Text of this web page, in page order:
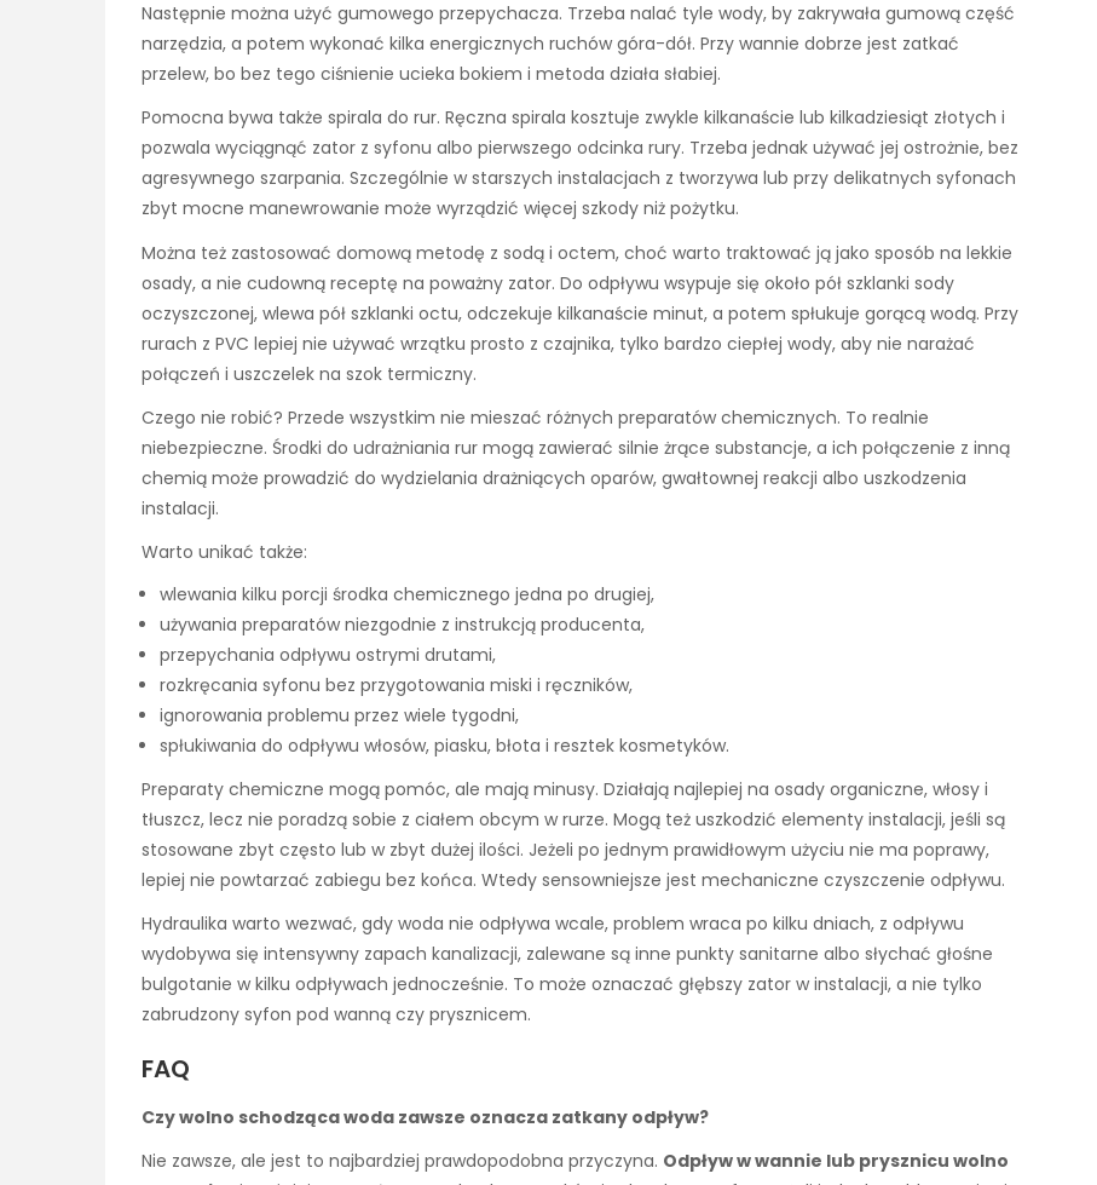
Następnie można użyć gumowego przepychacza. Trzeba nalać tyle wody, by zakrywała gumową część
narzędzia, a potem wykonać kilka energicznych ruchów góra-dół. Przy wannie dobrze jest zatkać
przelew, bo bez tego ciśnienie ucieka bokiem i metoda działa słabiej.
Pomocna bywa także spirala do rur. Ręczna spirala kosztuje zwykle kilkanaście lub kilkadziesiąt złotych i
pozwala wyciągnąć zator z syfonu albo pierwszego odcinka rury. Trzeba jednak używać jej ostrożnie, bez
agresywnego szarpania. Szczególnie w starszych instalacjach z tworzywa lub przy delikatnych syfonach
zbyt mocne manewrowanie może wyrządzić więcej szkody niż pożytku.
Można też zastosować domową metodę z sodą i octem, choć warto traktować ją jako sposób na lekkie
osady, a nie cudowną receptę na poważny zator. Do odpływu wsypuje się około pół szklanki sody
oczyszczonej, wlewa pół szklanki octu, odczekuje kilkanaście minut, a potem spłukuje gorącą wodą. Przy
rurach z PVC lepiej nie używać wrzątku prosto z czajnika, tylko bardzo ciepłej wody, aby nie narażać
połączeń i uszczelek na szok termiczny.
Czego nie robić? Przede wszystkim nie mieszać różnych preparatów chemicznych. To realnie
niebezpieczne. Środki do udrażniania rur mogą zawierać silnie żrące substancje, a ich połączenie z inną
chemią może prowadzić do wydzielania drażniących oparów, gwałtownej reakcji albo uszkodzenia
instalacji.
Warto unikać także:
wlewania kilku porcji środka chemicznego jedna po drugiej,
używania preparatów niezgodnie z instrukcją producenta,
przepychania odpływu ostrymi drutami,
rozkręcania syfonu bez przygotowania miski i ręczników,
ignorowania problemu przez wiele tygodni,
spłukiwania do odpływu włosów, piasku, błota i resztek kosmetyków.
Preparaty chemiczne mogą pomóc, ale mają minusy. Działają najlepiej na osady organiczne, włosy i
tłuszcz, lecz nie poradzą sobie z ciałem obcym w rurze. Mogą też uszkodzić elementy instalacji, jeśli są
stosowane zbyt często lub w zbyt dużej ilości. Jeżeli po jednym prawidłowym użyciu nie ma poprawy,
lepiej nie powtarzać zabiegu bez końca. Wtedy sensowniejsze jest mechaniczne czyszczenie odpływu.
Hydraulika warto wezwać, gdy woda nie odpływa wcale, problem wraca po kilku dniach, z odpływu
wydobywa się intensywny zapach kanalizacji, zalewane są inne punkty sanitarne albo słychać głośne
bulgotanie w kilku odpływach jednocześnie. To może oznaczać głębszy zator w instalacji, a nie tylko
zabrudzony syfon pod wanną czy prysznicem.
FAQ
Czy wolno schodząca woda zawsze oznacza zatkany odpływ?
Nie zawsze, ale jest to najbardziej prawdopodobna przyczyna. Odpływ w wannie lub prysznicu wolno